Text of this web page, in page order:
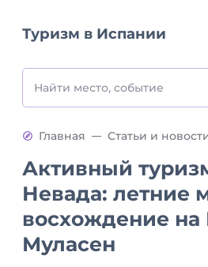
Туризм в Испании
Активный
Невада: летние
восхождение на
Муласен
Главная Статьи и